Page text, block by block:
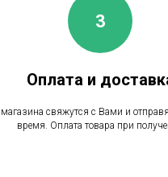
Оплата и
свяжутся с Вами и
время. Оплата товара при